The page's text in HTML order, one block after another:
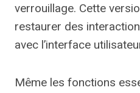
verrouillage. Cette
restaurer des
avec l’interface
Même les fonctions